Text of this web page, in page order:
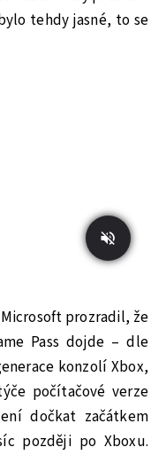
tehdy jasné, to se
prozradil, že
Pass dojde – dle
konzolí Xbox,
počítačové verze
dočkat začátkem
později po Xboxu.